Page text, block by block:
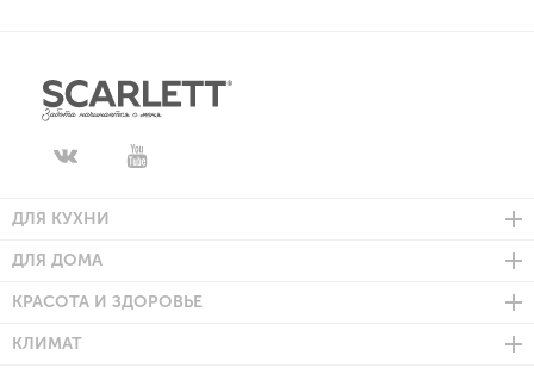
ДЛЯ КУХНИ
ДЛЯ ДОМА
КРАСОТА И ЗДОРОВЬЕ
КЛИМАТ